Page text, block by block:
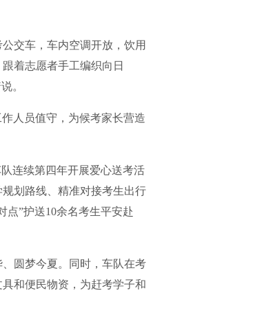
交车，车内空调开放，饮用
着志愿者手工编织向日
。
人员值守，为候考家长营造
连续第四年开展爱心送考活
划路线、精准对接考生出行
点”护送10余名考生平安赴
圆梦今夏。同时，车队在考
和便民物资，为赶考学子和